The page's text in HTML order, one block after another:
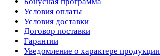
Условия оплаты
Условия доставки
Договор поставки
Гарантии
Уведомление о характере продукции